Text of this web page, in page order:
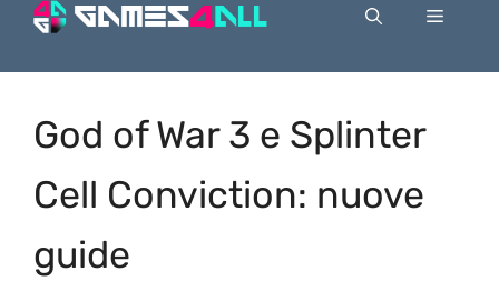
Menu
God of War 3 e Splinter
Cell Conviction: nuove
guide